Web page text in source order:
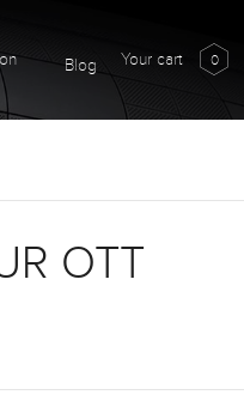
Blog Your cart 0
OTT